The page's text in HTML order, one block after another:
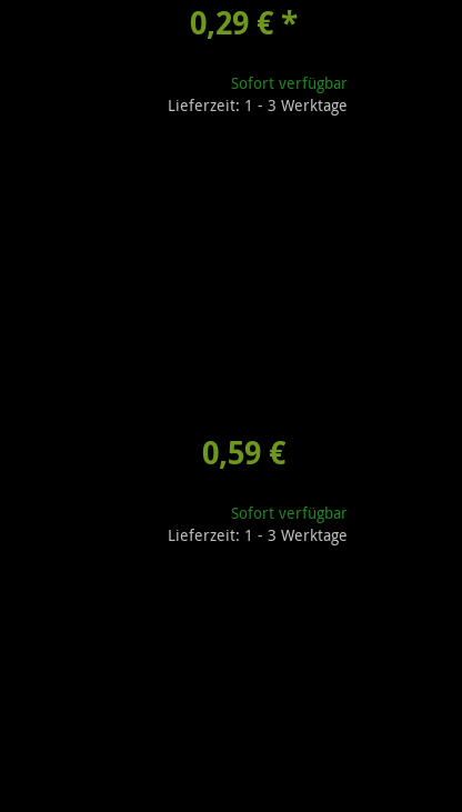
0,29 € *
Sofort verfügbar
Lieferzeit: 1 - 3 Werktage
0,59 €
Sofort verfügbar
Lieferzeit: 1 - 3 Werktage